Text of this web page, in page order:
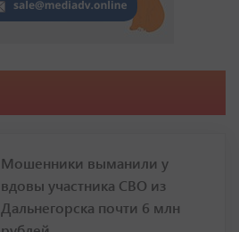
Мошенники выманили у
вдовы участника СВО из
Дальнегорска почти 6 млн